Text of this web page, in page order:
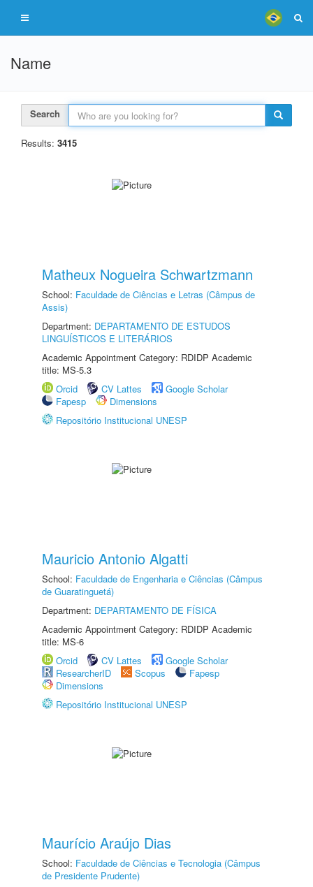
Name
Search
Results: 3415
Matheux Nogueira Schwartzmann
School: Faculdade de Ciências e Letras (Câmpus de
Assis)
Department: DEPARTAMENTO DE ESTUDOS
LINGUÍSTICOS E LITERÁRIOS
Academic Appointment Category: RDIDP Academic
title: MS-5.3
Orcid
CV Lattes
Google Scholar
Fapesp
Dimensions
Repositório Institucional UNESP
Mauricio Antonio Algatti
School: Faculdade de Engenharia e Ciências (Câmpus
de Guaratinguetá)
Department: DEPARTAMENTO DE FÍSICA
Academic Appointment Category: RDIDP Academic
title: MS-6
Orcid
CV Lattes
Google Scholar
ResearcherID
Scopus
Fapesp
Dimensions
Repositório Institucional UNESP
Maurício Araújo Dias
School: Faculdade de Ciências e Tecnologia (Câmpus
de Presidente Prudente)